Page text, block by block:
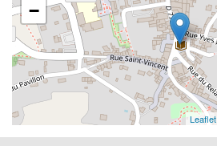
−
Leaflet